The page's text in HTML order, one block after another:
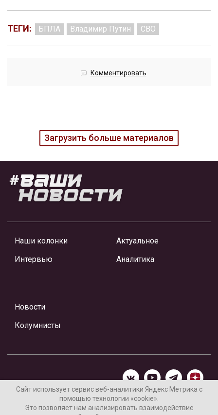
ТЕГИ: БПЛА Владимир Путин СВО
Комментировать
Загрузить больше материалов
Наши колонки
Интервью
Актуальное
Аналитика
Новости
Колумнисты
Материалы предоставлены редакцией Интернет-газеты
«Ваши новости»
Сайт использует сервис веб-аналитики Яндекс Метрика с
помощью технологии «cookie».
Это позволяет нам анализировать взаимодействие